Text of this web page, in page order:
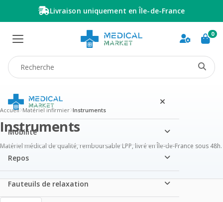
Livraison uniquement en Île-de-France
Recherche produit
0
Mobilité
Repos
Fauteuils de relaxation
Accueil Matériel infirmier Instruments
Instruments
Matériel médical de qualité, remboursable LPP, livré en Île-de-France sous 48h.